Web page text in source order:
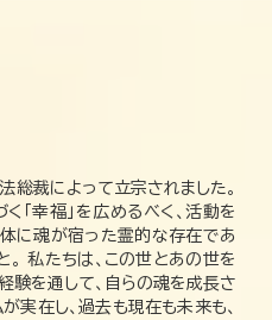
裁によって立宗されました。
「幸福」を広めるべく、活動を
に魂が宿った霊的な存在であ
。 私たちは、この世とあの世を
験を通して、自らの魂を成長さ
実在し、過去も現在も未来も、